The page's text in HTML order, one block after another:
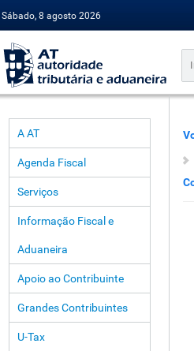
Sábado, 8 agosto 2026
A AT
Agenda Fiscal
Serviços
Informação Fiscal e
Aduaneira
Apoio ao Contribuinte
Grandes Contribuintes
U-Tax